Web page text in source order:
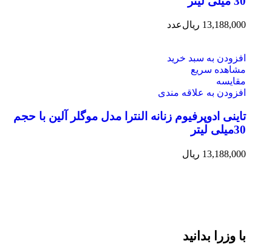
13,188,000 ریالعدد
افزودن به سبد خرید
مشاهده سریع
مقایسه
افزودن به علاقه مندی
تاینی ادوپرفیوم زنانه النترا مدل موگلر آلین با حجم
30میلی لیتر
13,188,000 ریال
با وزرا بدانید